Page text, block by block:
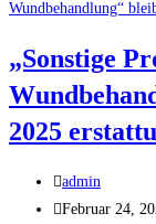
„Sonstige
2025
admin
Februar 24,